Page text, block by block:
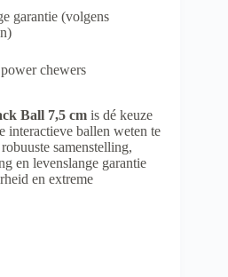
garantie (volgens
chewers
Ball 7,5 cm is dé keuze
interactieve ballen weten te
samenstelling,
en levenslange garantie
en extreme